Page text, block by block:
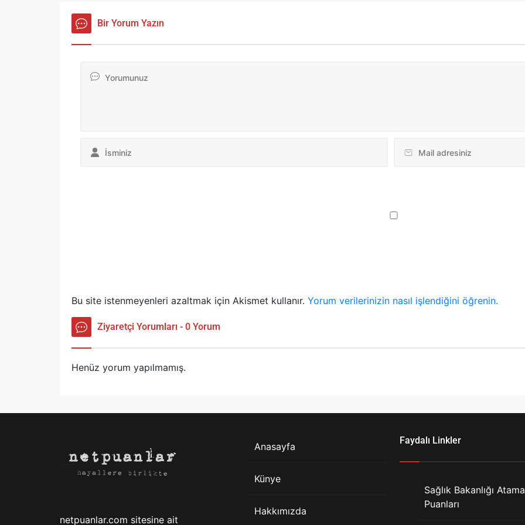
Bir Yorum Yazın
Bu site istenmeyenleri azaltmak için Akismet kullanır. Yorum verilerinizin nasıl işlendiğini öğrenin.
Ziyaretçi Yorumları - 0 Yorum
Henüz yorum yapılmamış.
netpuanlar.com sitesine ait
Anasayfa
Künye
Hakkımızda
Faydalı Linkler
Sağlık Bakanlığı Atama
Puanları